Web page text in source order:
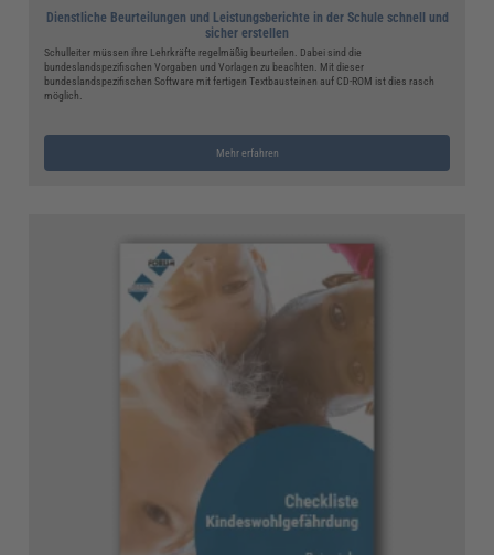
Dienstliche Beurteilungen und Leistungsberichte in der Schule schnell und
sicher erstellen
Schulleiter müssen ihre Lehrkräfte regelmäßig beurteilen. Dabei sind die
bundeslandspezifischen Vorgaben und Vorlagen zu beachten. Mit dieser
bundeslandspezifischen Software mit fertigen Textbausteinen auf CD-ROM ist dies rasch
möglich.
Mehr erfahren